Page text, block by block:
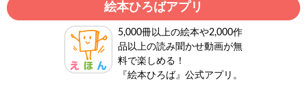
絵本ひろばアプリ
5,000冊以上の絵本や2,000作
品以上の読み聞かせ動画が無
料で楽しめる！
『絵本ひろば』公式アプリ。